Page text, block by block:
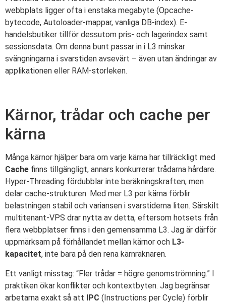
webbplats ligger ofta i enstaka megabyte (Opcache-
bytecode, Autoloader-mappar, vanliga DB-index). E-
handelsbutiker tillför dessutom pris- och lagerindex samt
sessionsdata. Om denna bunt passar in i L3 minskar
svängningarna i svarstiden avsevärt – även utan ändringar av
applikationen eller RAM-storleken.
Kärnor, trådar och cache per
kärna
Många kärnor hjälper bara om varje kärna har tillräckligt med
Cache finns tillgängligt, annars konkurrerar trådarna hårdare.
Hyper-Threading fördubblar inte beräkningskraften, men
delar cache-strukturen. Med mer L3 per kärna förblir
belastningen stabil och variansen i svarstiderna liten. Särskilt
multitenant-VPS drar nytta av detta, eftersom hotsets från
flera webbplatser finns i den gemensamma L3. Jag är därför
uppmärksam på förhållandet mellan kärnor och L3-
kapacitet, inte bara på den rena kärnräknaren.
Ett vanligt misstag: “Fler trådar = högre genomströmning.” I
praktiken ökar konflikter och kontextbyten. Jag begränsar
arbetarna exakt så att IPC (Instructions per Cycle) förblir